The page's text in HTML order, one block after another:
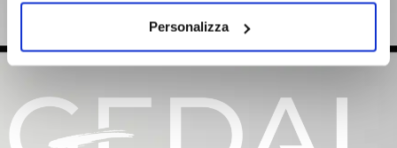
Personalizza